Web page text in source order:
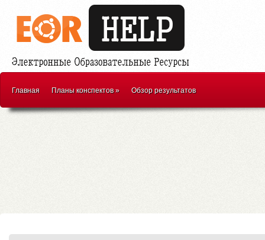
Главная Планы конспектов» Обзор результатов